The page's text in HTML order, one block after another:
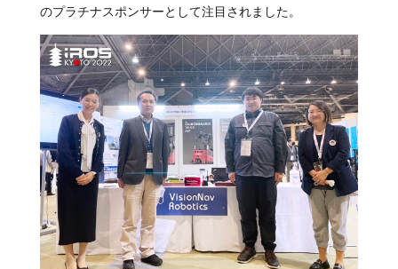
のプラチナスポンサーとして注目されました。